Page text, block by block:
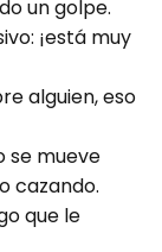
un golpe.
¡está muy
alguien, eso
se mueve
cazando.
que le